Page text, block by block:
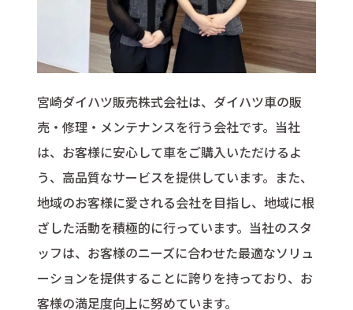
宮崎ダイハツ販売株式会社は、ダイハツ車の販
売・修理・メンテナンスを行う会社です。当社
は、お客様に安心して車をご購入いただけるよ
う、高品質なサービスを提供しています。また、
地域のお客様に愛される会社を目指し、地域に根
ざした活動を積極的に行っています。当社のスタ
ッフは、お客様のニーズに合わせた最適なソリュ
ーションを提供することに誇りを持っており、お
客様の満足度向上に努めています。